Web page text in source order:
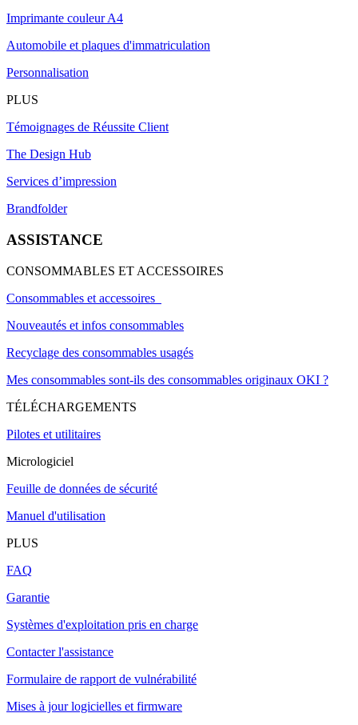
Imprimante couleur A4
Automobile et plaques d'immatriculation
Personnalisation
PLUS
Témoignages de Réussite Client
The Design Hub
Services d’impression
Brandfolder
ASSISTANCE
CONSOMMABLES ET ACCESSOIRES
Consommables et accessoires
Nouveautés et infos consommables
Recyclage des consommables usagés
Mes consommables sont-ils des consommables originaux OKI ?
TÉLÉCHARGEMENTS
Pilotes et utilitaires
Micrologiciel
Feuille de données de sécurité
Manuel d'utilisation
PLUS
FAQ
Garantie
Systèmes d'exploitation pris en charge
Contacter l'assistance
Formulaire de rapport de vulnérabilité
Mises à jour logicielles et firmware